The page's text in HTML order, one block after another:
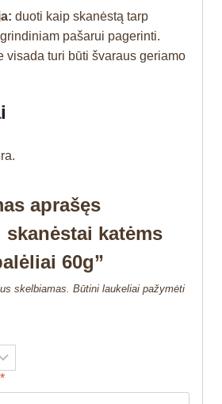
duoti kaip skanėstą tarp
pašarui pagerinti.
visada turi būti švaraus geriamo
aprašęs
skanėstai katėms
60g”
skelbiamas. Būtini laukeliai pažymėti
*